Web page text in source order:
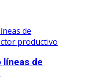
líneas de